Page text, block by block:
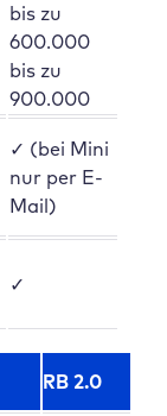
bis zu
600.000
bis zu
900.000
✓ (bei Mini
nur per E-
Mail)
✓
RB 2.0